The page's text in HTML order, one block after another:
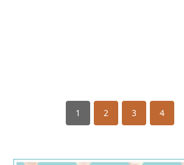
1 2 3 4